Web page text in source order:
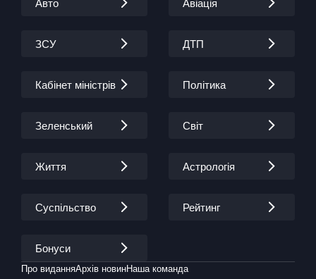
Авто Авіація
ЗСУ ДТП
Кабінет міністрів Політика
Зеленський Світ
Життя Астрологія
Суспільство Рейтинг
Бонуси
Про виданняАрхів новинНаша команда